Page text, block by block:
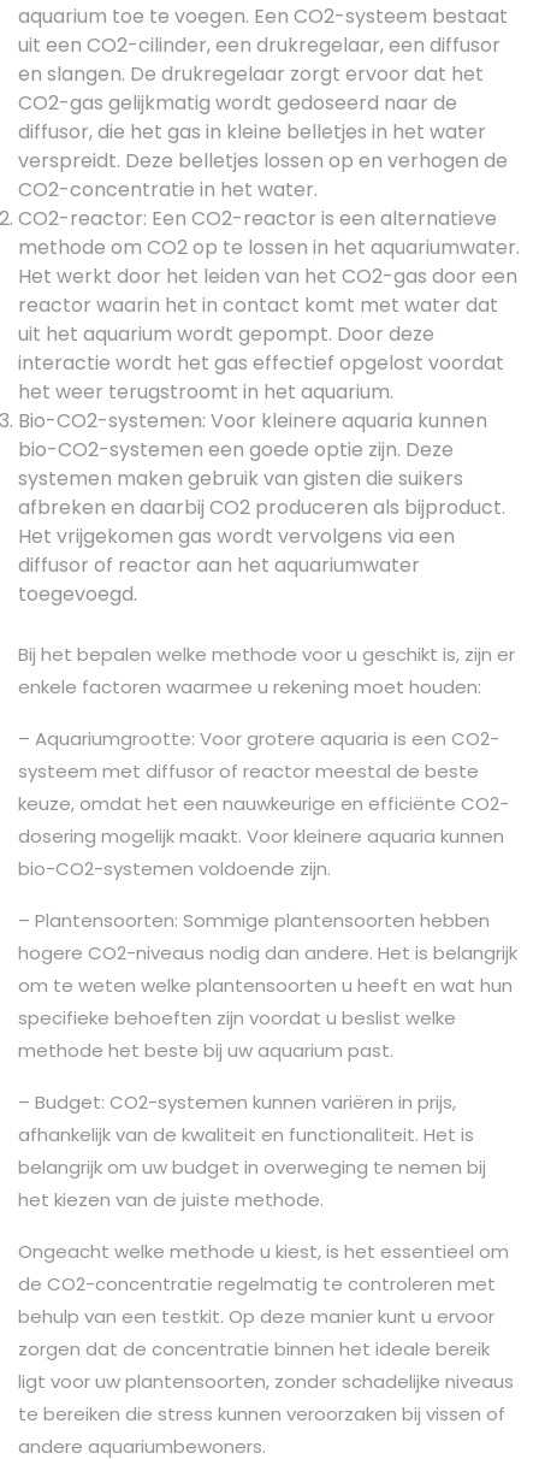
aquarium toe te voegen. Een CO2-systeem bestaat
uit een CO2-cilinder, een drukregelaar, een diffusor
en slangen. De drukregelaar zorgt ervoor dat het
CO2-gas gelijkmatig wordt gedoseerd naar de
diffusor, die het gas in kleine belletjes in het water
verspreidt. Deze belletjes lossen op en verhogen de
CO2-concentratie in het water.
CO2-reactor: Een CO2-reactor is een alternatieve
methode om CO2 op te lossen in het aquariumwater.
Het werkt door het leiden van het CO2-gas door een
reactor waarin het in contact komt met water dat
uit het aquarium wordt gepompt. Door deze
interactie wordt het gas effectief opgelost voordat
het weer terugstroomt in het aquarium.
Bio-CO2-systemen: Voor kleinere aquaria kunnen
bio-CO2-systemen een goede optie zijn. Deze
systemen maken gebruik van gisten die suikers
afbreken en daarbij CO2 produceren als bijproduct.
Het vrijgekomen gas wordt vervolgens via een
diffusor of reactor aan het aquariumwater
toegevoegd.
Bij het bepalen welke methode voor u geschikt is, zijn er
enkele factoren waarmee u rekening moet houden:
– Aquariumgrootte: Voor grotere aquaria is een CO2-
systeem met diffusor of reactor meestal de beste
keuze, omdat het een nauwkeurige en efficiënte CO2-
dosering mogelijk maakt. Voor kleinere aquaria kunnen
bio-CO2-systemen voldoende zijn.
– Plantensoorten: Sommige plantensoorten hebben
hogere CO2-niveaus nodig dan andere. Het is belangrijk
om te weten welke plantensoorten u heeft en wat hun
specifieke behoeften zijn voordat u beslist welke
methode het beste bij uw aquarium past.
– Budget: CO2-systemen kunnen variëren in prijs,
afhankelijk van de kwaliteit en functionaliteit. Het is
belangrijk om uw budget in overweging te nemen bij
het kiezen van de juiste methode.
Ongeacht welke methode u kiest, is het essentieel om
de CO2-concentratie regelmatig te controleren met
behulp van een testkit. Op deze manier kunt u ervoor
zorgen dat de concentratie binnen het ideale bereik
ligt voor uw plantensoorten, zonder schadelijke niveaus
te bereiken die stress kunnen veroorzaken bij vissen of
andere aquariumbewoners.